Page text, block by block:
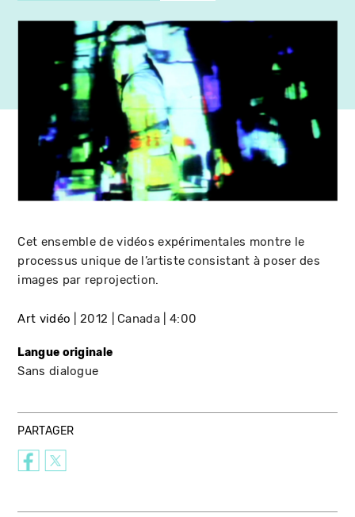
Cet ensemble de vidéos expérimentales montre le
processus unique de l’artiste consistant à poser des
images par reprojection.
Art vidéo 2012 Canada 4:00
Langue originale
Sans dialogue
PARTAGER